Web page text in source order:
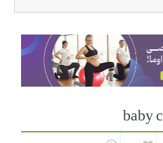
ورزشی اوما
پرسش و پاسخ
انتخاب نام کودک